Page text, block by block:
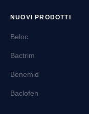
NUOVI PRODOTTI
Beloc
Bactrim
Benemid
Baclofen